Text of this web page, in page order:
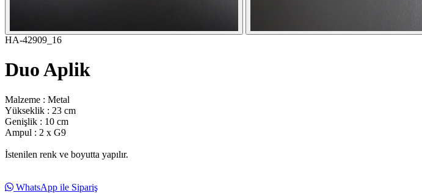
HA-42909_16
Duo Aplik
Malzeme : Metal
Yükseklik : 23 cm
Genişlik : 10 cm
Ampul : 2 x G9
İstenilen renk ve boyutta yapılır.
WhatsApp ile Sipariş